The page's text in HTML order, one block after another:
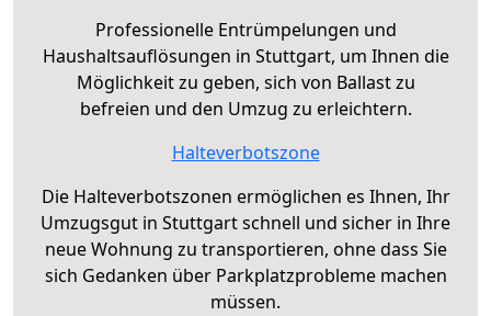
Professionelle Entrümpelungen und
Haushaltsauflösungen in Stuttgart, um Ihnen die
Möglichkeit zu geben, sich von Ballast zu
befreien und den Umzug zu erleichtern.
Halteverbotszone
Die Halteverbotszonen ermöglichen es Ihnen, Ihr
Umzugsgut in Stuttgart schnell und sicher in Ihre
neue Wohnung zu transportieren, ohne dass Sie
sich Gedanken über Parkplatzprobleme machen
müssen.